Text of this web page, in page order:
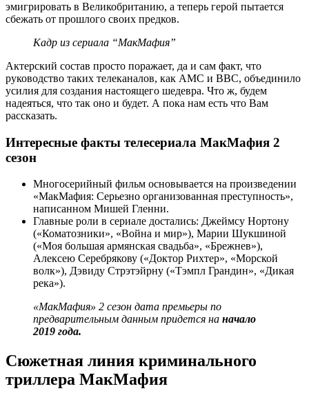
эмигрировать в Великобританию, а теперь герой пытается
сбежать от прошлого своих предков.
Кадр из сериала “МакМафия”
Актерский состав просто поражает, да и сам факт, что
руководство таких телеканалов, как AMC и BBC, объединило
усилия для создания настоящего шедевра. Что ж, будем
надеяться, что так оно и будет. А пока нам есть что Вам
рассказать.
Интересные факты телесериала МакМафия 2
сезон
Многосерийный фильм основывается на произведении
«МакМафия: Серьезно организованная преступность»,
написанном Мишей Гленни.
Главные роли в сериале достались: Джеймсу Нортону
(«Коматозники», «Война и мир»), Марии Шукшиной
(«Моя большая армянская свадьба», «Брежнев»),
Алексею Серебрякову («Доктор Рихтер», «Морской
волк»), Дэвиду Стрэтэйрну («Тэмпл Грандин», «Дикая
река»).
«МакМафия» 2 сезон дата премьеры по
предварительным данным придется на начало
2019 года.
Сюжетная линия криминального
триллера МакМафия